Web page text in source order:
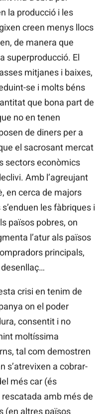
la producció i les
creen menys llocs
de manera que
superproducció. El
mitjanes i baixes,
se i molts béns
que bona part de
no en tenen
de diners per a
el sacrosant mercat
sectors econòmics
Amb l’agreujant
en cerca de majors
les fàbriques i
països pobres, on
l’atur als països
principals,
crisi en tenim de
on el poder
consentit i no
moltíssima
tal com demostren
s’atrevixen a cobrar-
més car (és
amb més de
(en altres països